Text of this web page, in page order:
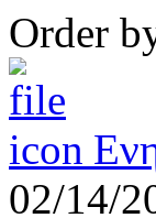
Order
02/14/